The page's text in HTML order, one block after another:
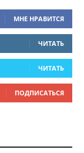
МНЕ НРАВИТСЯ
ЧИТАТЬ
ЧИТАТЬ
ПОДПИСАТЬСЯ